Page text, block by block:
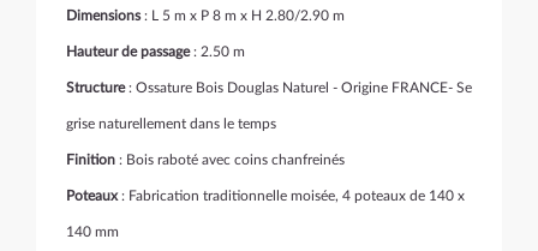
Dimensions: L 5 m x P 8 m x H 2.80/2.90 m
Hauteur de passage: 2.50 m
Structure: Ossature Bois Douglas Naturel - Origine FRANCE- Se
grise naturellement dans le temps
Finition : Bois raboté avec coins chanfreinés
Poteaux: Fabrication traditionnelle moisée, 4 poteaux de 140 x
140 mm